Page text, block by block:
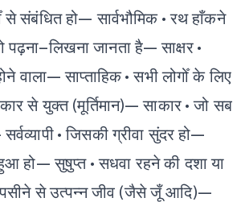
संबंधित हो— सार्वभौमिक • रथ हाँकने
पढ़ना–लिखना जानता है— साक्षर •
वाला— साप्ताहिक • सभी लोगोँ के लिए
से युक्त (मूर्तिमान)— साकार • जो सब
• जिसकी ग्रीवा सुंदर हो—
हुआ हो— सुषुप्त • सधवा रहने की दशा या
पसीने से उत्पन्न जीव (जैसे जूँ आदि)—